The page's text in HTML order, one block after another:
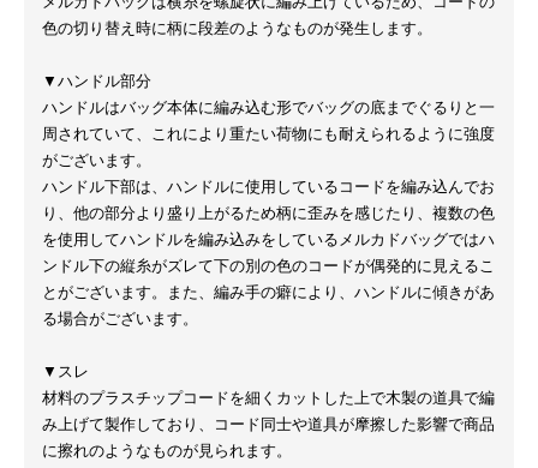
色の切り替え時に柄に段差のようなものが発生します。
▼ハンドル部分
ハンドルはバッグ本体に編み込む形でバッグの底までぐるりと一
周されていて、これにより重たい荷物にも耐えられるように強度
がございます。
ハンドル下部は、ハンドルに使用しているコードを編み込んでお
り、他の部分より盛り上がるため柄に歪みを感じたり、複数の色
を使用してハンドルを編み込みをしているメルカドバッグではハ
ンドル下の縦糸がズレて下の別の色のコードが偶発的に見えるこ
とがございます。また、編み手の癖により、ハンドルに傾きがあ
る場合がございます。
▼スレ
材料のプラスチップコードを細くカットした上で木製の道具で編
み上げて製作しており、コード同士や道具が摩擦した影響で商品
に擦れのようなものが見られます。